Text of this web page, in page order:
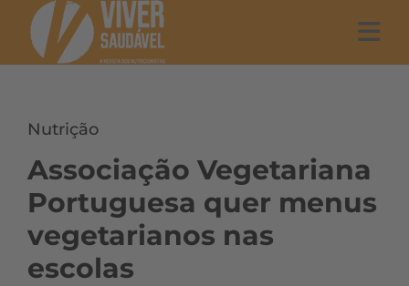
Nutrição
Associação Vegetariana
Portuguesa quer menus
vegetarianos nas
escolas